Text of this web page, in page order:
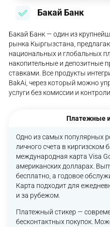
Бакай Банк
Бакай Банк — один из
рынка Кыргызстана,
национальных и глобальных
накопительные и депозитные
ставками. Все продукты
BakAi, через который можно
услуги без комиссии и
Платежные
Одно из самых популярных
личного счета в киргизском
международная карта Visa
американских долларах.
бесплатно, а годовое
Карта подходит для
и за рубежом.
Платежный стикер —
бесконтактных покупок.